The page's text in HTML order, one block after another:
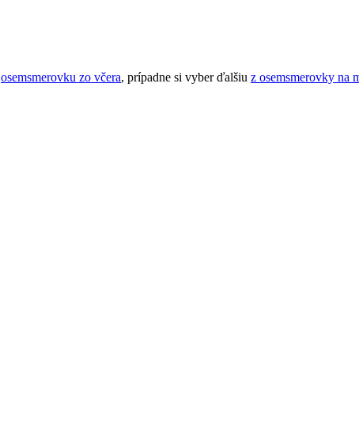
osemsmerovku zo včera, prípadne si vyber ďalšiu z osemsmerovky na